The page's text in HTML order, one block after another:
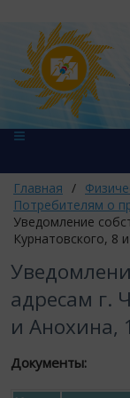
Главная /
Потребителям о
Уведомление
Курнатовского, 8
адресам г.
и Анохина,
Документы: